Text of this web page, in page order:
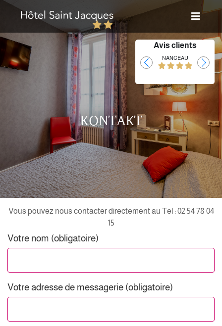
Avis clients
NANCEAU
KONTAKT
Vous pouvez nous contacter directement au Tel : 02 54 78 04
15
Votre nom (obligatoire)
Votre adresse de messagerie (obligatoire)